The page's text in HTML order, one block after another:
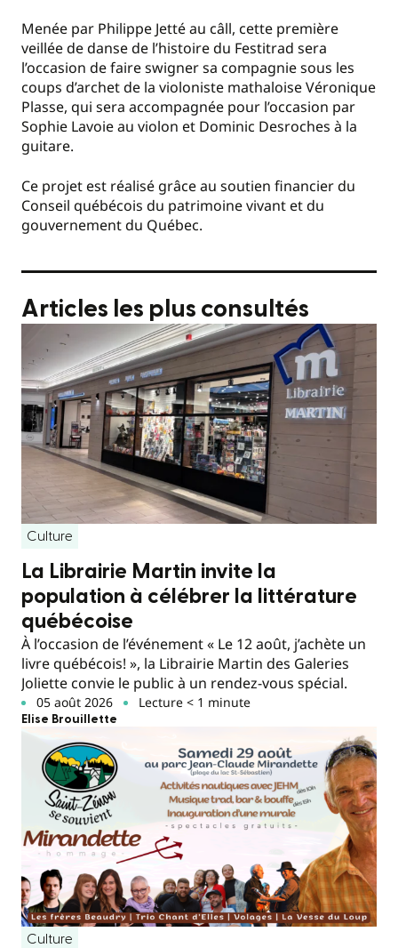
Menée par Philippe Jetté au câll, cette première
veillée de danse de l’histoire du Festitrad sera
l’occasion de faire swigner sa compagnie sous les
coups d’archet de la violoniste mathaloise Véronique
Plasse, qui sera accompagnée pour l’occasion par
Sophie Lavoie au violon et Dominic Desroches à la
guitare.
Ce projet est réalisé grâce au soutien financier du
Conseil québécois du patrimoine vivant et du
gouvernement du Québec.
Articles les plus consultés
Culture
La Librairie Martin invite la
population à célébrer la littérature
québécoise
À l’occasion de l’événement « Le 12 août, j’achète un
livre québécois! », la Librairie Martin des Galeries
Joliette convie le public à un rendez-vous spécial.
05 août 2026 Lecture < 1 minute
Elise Brouillette
Culture